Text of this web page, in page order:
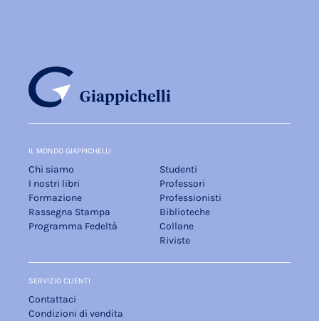
IL MONDO GIAPPICHELLI
Chi siamo
I nostri libri
Formazione
Rassegna Stampa
Programma Fedeltà
Studenti
Professori
Professionisti
Biblioteche
Collane
Riviste
SERVIZIO CLIENTI
Contattaci
Condizioni di vendita